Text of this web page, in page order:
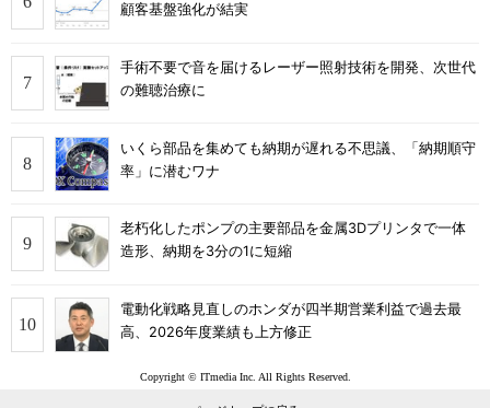
顧客基盤強化が結実
手術不要で音を届けるレーザー照射技術を開発、次世代
の難聴治療に
いくら部品を集めても納期が遅れる不思議、「納期順守
率」に潜むワナ
老朽化したポンプの主要部品を金属3Dプリンタで一体
造形、納期を3分の1に短縮
電動化戦略見直しのホンダが四半期営業利益で過去最
高、2026年度業績も上方修正
Copyright © ITmedia Inc. All Rights Reserved.